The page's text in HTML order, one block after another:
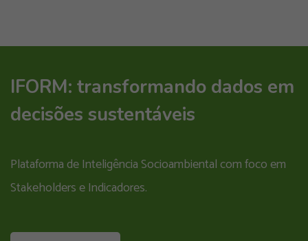
IFORM: transformando dados em
decisões sustentáveis
Plataforma de Inteligência Socioambiental com foco em
Stakeholders e Indicadores.